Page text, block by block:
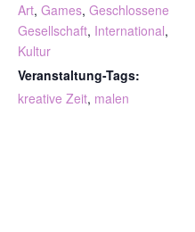
Art, Games, Geschlossene
Gesellschaft, International,
Kultur
Veranstaltung-Tags:
kreative Zeit, malen